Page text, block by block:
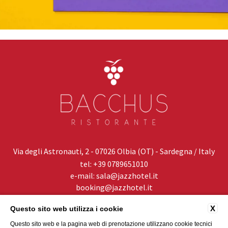
Via degli Astronauti, 2 - 07026 Olbia (OT) - Sardegna / Italy
tel: +39 0789651010
e-mail: sala@jazzhotel.it
booking@jazzhotel.it
PRIVACY CONTATTI DATI SOCIETARI
X
Questo sito web utilizza i cookie
Questo sito web e la pagina web di prenotazione utilizzano cookie tecnici